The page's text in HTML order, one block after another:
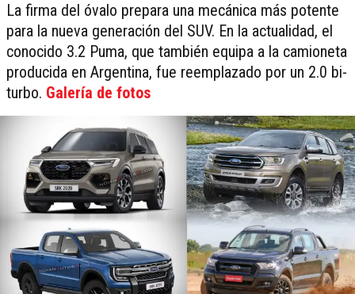
La firma del óvalo prepara una mecánica más potente
para la nueva generación del SUV. En la actualidad, el
conocido 3.2 Puma, que también equipa a la camioneta
producida en Argentina, fue reemplazado por un 2.0 bi-
turbo. Galería de fotos